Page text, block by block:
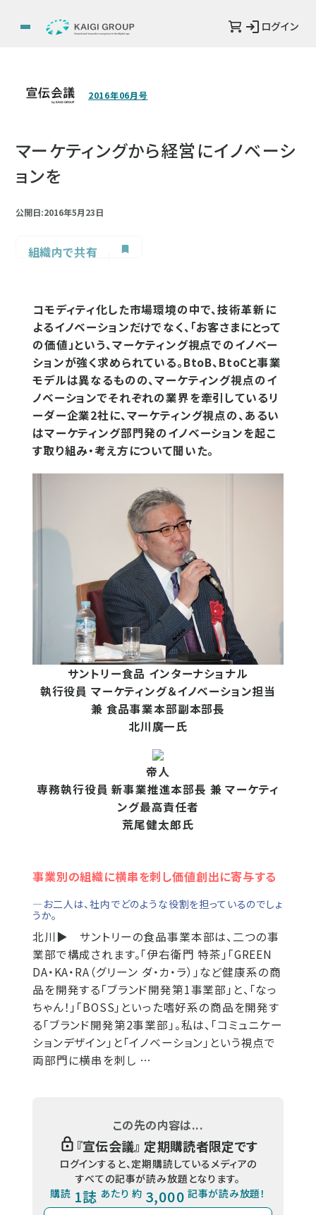
ログイン
2016年06月号
マーケティングから経営にイノベーシ
ョンを
公開日:2016年5月23日
組織内で共有
コモディティ化した市場環境の中で、技術革新に
よるイノベーションだけでなく、「お客さまにとって
の価値」という、マーケティング視点でのイノベー
ションが強く求められている。BtoB、BtoCと事業
モデルは異なるものの、マーケティング視点のイ
ノベーションでそれぞれの業界を牽引しているリ
ーダー企業2社に、マーケティング視点の、あるい
はマーケティング部門発のイノベーションを起こ
す取り組み・考え方について聞いた。
サントリー食品 インターナショナル
執行役員 マーケティング＆イノベーション担当
兼 食品事業本部副本部長
北川廣一氏
帝人
専務執行役員 新事業推進本部長 兼 マーケティ
ング最高責任者
荒尾健太郎氏
事業別の組織に横串を刺し価値創出に寄与する
―お二人は、社内でどのような役割を担っているのでしょ
うか。
北川▶ サントリーの食品事業本部は、二つの事
業部で構成されます。「伊右衛門 特茶」「GREEN
DA・KA・RA（グリーン ダ・カ・ラ）」など健康系の商
品を開発する「ブランド開発第1事業部」と、「なっ
ちゃん！」「BOSS」といった嗜好系の商品を開発す
る「ブランド開発第2事業部」。私は、「コミュニケー
ションデザイン」と「イノベーション」という視点で
両部門に横串を刺し …
この先の内容は...
『宣伝会議』 定期購読者限定です
ログインすると、定期購読しているメディアの
すべての記事が読み放題となります。
購読 1誌 あたり 約 3,000 記事が読み放題！